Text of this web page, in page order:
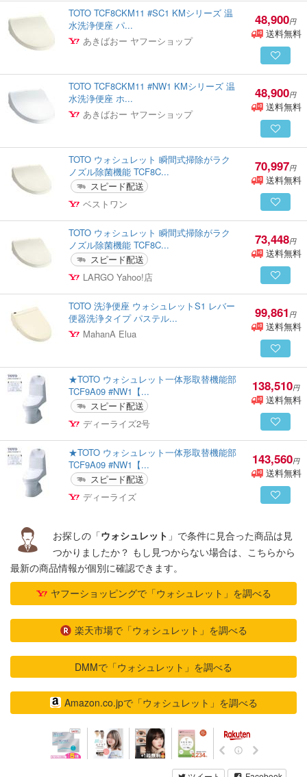
TOTO TCF8CKM11 #SC1 KMシリーズ 温
水洗浄便座 パ...
あきばおー ヤフーショップ
48,900円
送料無料
TOTO TCF8CKM11 #NW1 KMシリーズ 温
水洗浄便座 ホ...
あきばおー ヤフーショップ
48,900円
送料無料
TOTO ウォシュレット 瞬間式掃除がラク
ノズル除菌機能 TCF8C...
スピード配送
ベストワン
70,997円
送料無料
TOTO ウォシュレット 瞬間式掃除がラク
ノズル除菌機能 TCF8C...
スピード配送
LARGO Yahoo!店
73,448円
送料無料
TOTO 洗浄便座 ウォシュレットS1 レバー
便器洗浄タイプ パステル...
MahanA Elua
99,861 円
送料無料
★TOTO ウォシュレット一体形取替機能部
TCF9A09 #NW1【...
スピード配送
ディーライズ2号
138,510円
送料無料
★TOTO ウォシュレット一体形取替機能部
TCF9A09 #NW1【...
スピード配送
ディーライズ
143,560円
送料無料
お探しの「ウォシュレット 」で条件に見合った商品は見
つかりましたか？ もし見つからない場合は、こちらから
最新の商品情報が個別に確認できます。
ヤフーショッピングで「ウォシュレット」を調べる
楽天市場で「ウォシュレット」を調べる
DMMで「ウォシュレット」を調べる
Amazon.co.jpで「ウォシュレット」を調べる